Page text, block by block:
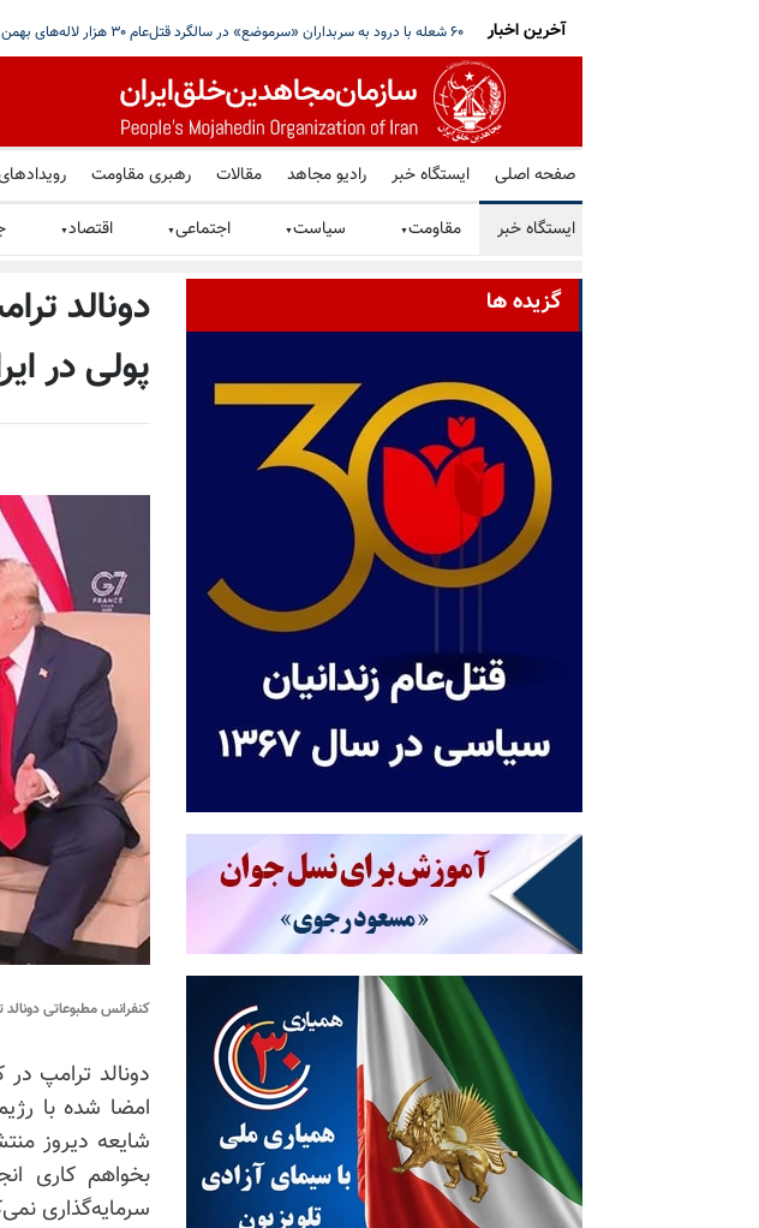
آمریکا یک فرد و شش شرکت و صرافی رمز ارز مرتبط با شبکه مالی سپاه هرمز خبر داد؛ علم‌الهدی خواستار ادامه جنگ
آخرین اخبار
صفحه اصلی ایستگاه خبر رادیو مجاهد مقالات رهبری مقاومت
ایستگاه خبر مقاومت▼ سیاست▼ اجتماعی▼ اقتصاد▼
دونالد
پولی در
کنفرانس مطبوعاتی دونالد
امضا شده با
شایعه دیروز
بخواهم کاری
سرمایه‌گذاری
گزیده ها